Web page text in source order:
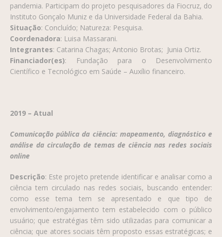
pandemia. Participam do projeto pesquisadores da Fiocruz, do
Instituto Gonçalo Muniz e da Universidade Federal da Bahia.
Situação: Concluído; Natureza: Pesquisa.
Coordenadora: Luisa Massarani.
Integrantes: Catarina Chagas; Antonio Brotas; Junia Ortiz.
Financiador(es): Fundação para o Desenvolvimento
Científico e Tecnológico em Saúde – Auxílio financeiro.
2019 – Atual
Comunicação pública da ciência: mapeamento, diagnóstico e
análise da circulação de temas de ciência nas redes sociais
online
Descrição: Este projeto pretende identificar e analisar como a
ciência tem circulado nas redes sociais, buscando entender:
como esse tema tem se apresentado e que tipo de
envolvimento/engajamento tem estabelecido com o público
usuário; que estratégias têm sido utilizadas para comunicar a
ciência; que atores sociais têm proposto essas estratégicas; e